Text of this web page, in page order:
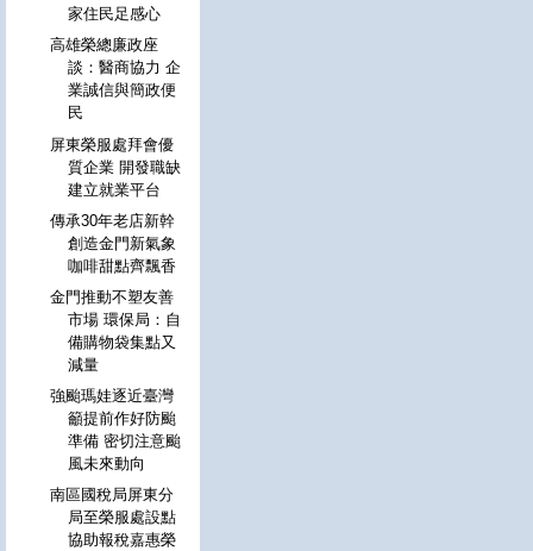
家住民足感心
高雄榮總廉政座
談：醫商協力 企
業誠信與簡政便
民
屏東榮服處拜會優
質企業 開發職缺
建立就業平台
傳承30年老店新幹
創造金門新氣象
咖啡甜點齊飄香
金門推動不塑友善
市場 環保局：自
備購物袋集點又
減量
強颱瑪娃逐近臺灣
籲提前作好防颱
準備 密切注意颱
風未來動向
南區國稅局屏東分
局至榮服處設點
協助報稅嘉惠榮